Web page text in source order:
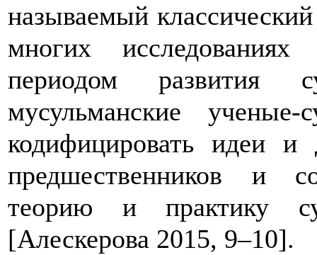
называемый
многих исследованиях
периодом развития
мусульманские
кодифицировать идеи
предшественников и
теорию и практику
[Алескерова 2015, 9–10].